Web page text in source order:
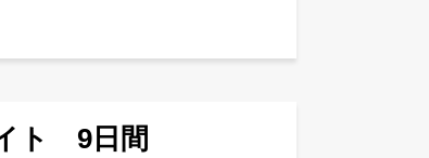
ト 9日間